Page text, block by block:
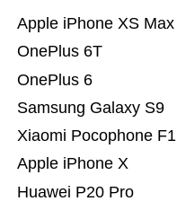
Huawei P20 Pro
Apple iPhone X
Xiaomi Pocophone F1
Samsung Galaxy S9
OnePlus 6
OnePlus 6T
Apple iPhone XS Max